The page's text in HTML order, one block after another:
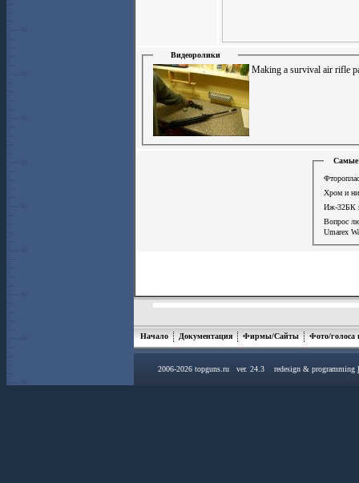
Видеоролики
Making a survival air rifle
Самые
Хром и
Иж-32БК
Вопрос
Umarex
Начало Документация Фирмы/Сайты Фото/голоса
2006-2026 topguns.ru ver. 24.3 redesign & programming